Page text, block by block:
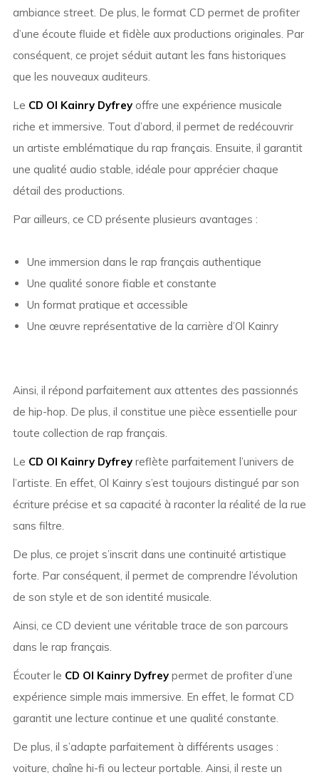
ambiance street. De plus, le format CD permet de profiter
d’une écoute fluide et fidèle aux productions originales. Par
conséquent, ce projet séduit autant les fans historiques
que les nouveaux auditeurs.
Le CD Ol Kainry Dyfreyoffre une expérience musicale
riche et immersive. Tout d’abord, il permet de redécouvrir
un artiste emblématique du rap français. Ensuite, il garantit
une qualité audio stable, idéale pour apprécier chaque
détail des productions.
Par ailleurs, ce CD présente plusieurs avantages :
Une immersion dans le rap français authentique
Une qualité sonore fiable et constante
Un format pratique et accessible
Une œuvre représentative de la carrière d’Ol Kainry
Ainsi, il répond parfaitement aux attentes des passionnés
de hip-hop. De plus, il constitue une pièce essentielle pour
toute collection de rap français.
Le CD Ol Kainry Dyfreyreflète parfaitement l’univers de
l’artiste. En effet, Ol Kainry s’est toujours distingué par son
écriture précise et sa capacité à raconter la réalité de la rue
sans filtre.
De plus, ce projet s’inscrit dans une continuité artistique
forte. Par conséquent, il permet de comprendre l’évolution
de son style et de son identité musicale.
Ainsi, ce CD devient une véritable trace de son parcours
dans le rap français.
Écouter le CD Ol Kainry Dyfreypermet de profiter d’une
expérience simple mais immersive. En effet, le format CD
garantit une lecture continue et une qualité constante.
De plus, il s’adapte parfaitement à différents usages :
voiture, chaîne hi-fi ou lecteur portable. Ainsi, il reste un